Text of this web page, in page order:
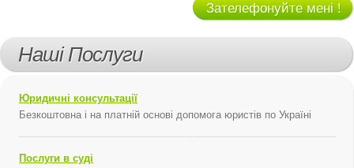
Зателефонуйте мені !
Наші Послуги
Юридичні консультації
Безкоштовна і на платній основі допомога юристів по Україні
Послуги в суді